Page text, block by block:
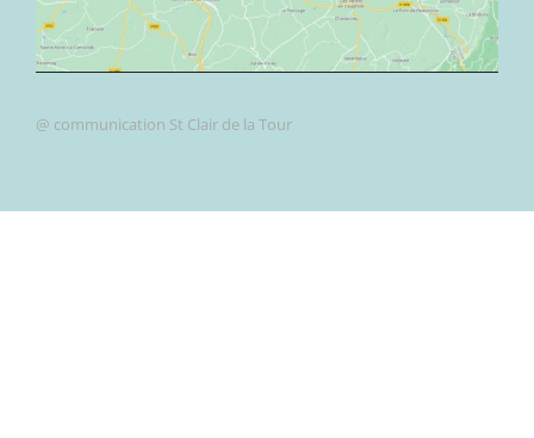
@ communication St Clair de la Tour